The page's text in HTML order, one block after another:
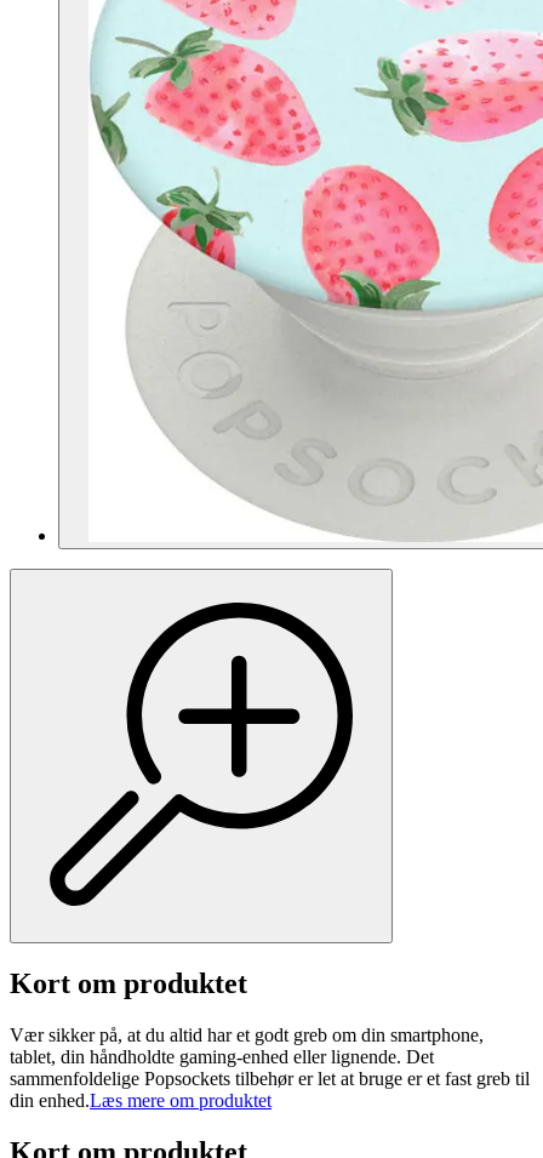
Kort om produktet
Vær sikker på, at du altid har et godt greb om din smartphone,
tablet, din håndholdte gaming-enhed eller lignende. Det
sammenfoldelige Popsockets tilbehør er let at bruge er et fast greb til
din enhed.Læs mere om produktet